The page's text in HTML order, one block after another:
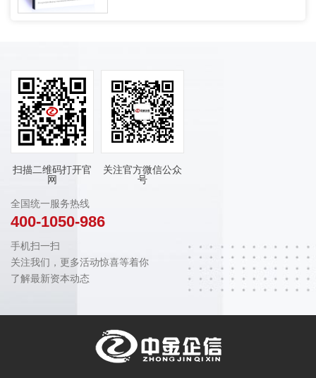
扫描二维码打开官
网
关注官方微信公众
号
全国统一服务热线
400-1050-986
手机扫一扫
关注我们，更多活动惊喜等着你
了解最新资本动态